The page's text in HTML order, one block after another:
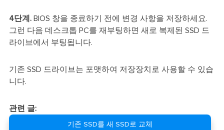
4단계.BIOS 창을 종료하기 전에 변경 사항을 저장하세요.
그런 다음 데스크톱 PC를 재부팅하면 새로 복제된 SSD 드
라이브에서 부팅됩니다.
기존 SSD 드라이브는 포맷하여 저장장치로 사용할 수 있습
니다.
관련 글:
기존 SSD를 새 SSD로 교체